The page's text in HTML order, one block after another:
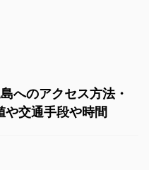
へのアクセス方法・
交通手段や時間